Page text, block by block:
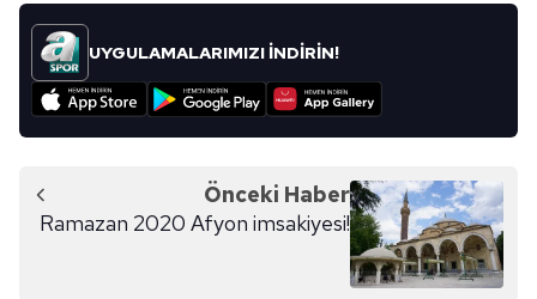
UYGULAMALARIMIZI İNDİRİN!
Önceki Haber
Ramazan 2020 Afyon imsakiyesi!